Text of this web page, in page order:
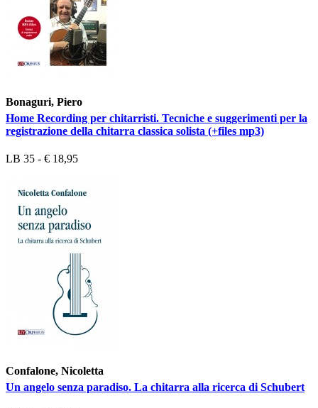
Bonaguri, Piero
Home Recording per chitarristi. Tecniche e suggerimenti per la
registrazione della chitarra classica solista (+files mp3)
LB 35 - € 18,95
Confalone, Nicoletta
Un angelo senza paradiso. La chitarra alla ricerca di Schubert